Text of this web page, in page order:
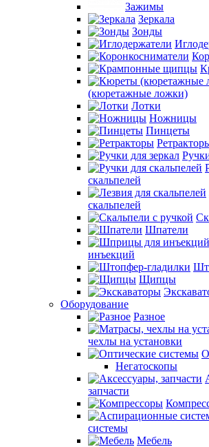
Зажимы
Зеркала
Зонды
(кюретажные ложки)
Лотки
Ножницы
Пинцеты
скальпелей
скальпелей
Шпатели
инъекций
Щипцы
Оборудование
Разное
чехлы на установки
Негатоскопы
запчасти
системы
Мебель